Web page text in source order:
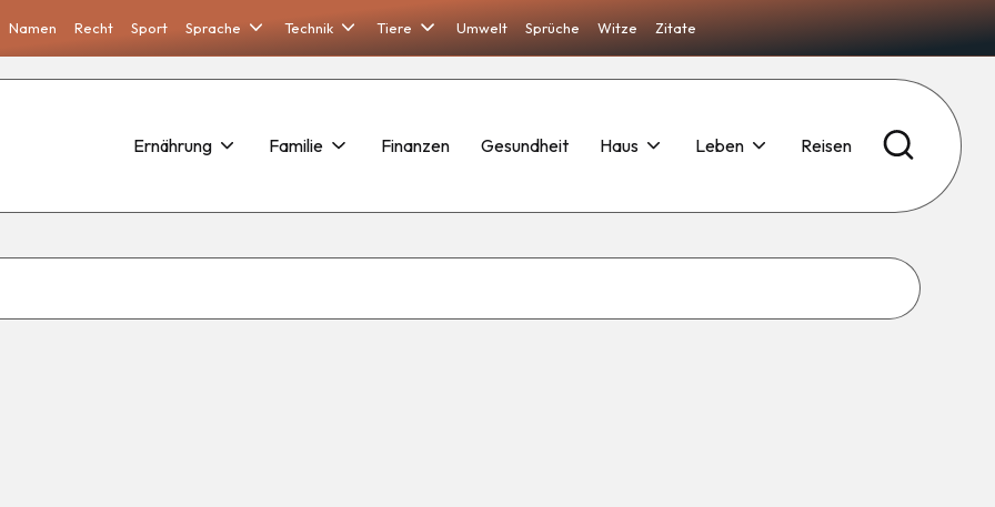
Namen Recht Sport Sprache Technik Tiere Umwelt Sprüche Witze Zitate
Ernährung Familie Finanzen Gesundheit Haus Leben Reisen